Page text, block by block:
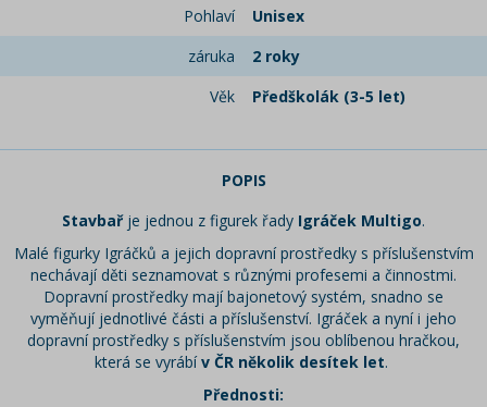
Pohlaví
Unisex
záruka
2 roky
Věk
Předškolák (3-5 let)
POPIS
Stavbařje jednou z figurek řady Igráček Multigo.
Malé figurky Igráčků a jejich dopravní prostředky s příslušenstvím
nechávají děti seznamovat s různými profesemi a činnostmi.
Dopravní prostředky mají bajonetový systém, snadno se
vyměňují jednotlivé části a příslušenství. Igráček a nyní i jeho
dopravní prostředky s příslušenstvím jsou oblíbenou hračkou,
která se vyrábív ČR několik desítek let.
Přednosti: